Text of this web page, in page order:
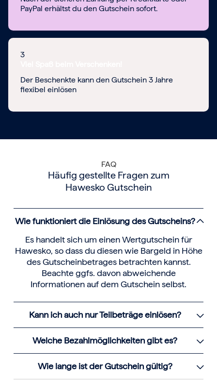
PayPal erhältst du den Gutschein sofort.
3
Der Beschenkte kann den Gutschein 3 Jahre
flexibel einlösen
FAQ
Häufig gestellte Fragen zum
Hawesko Gutschein
Wie funktioniert die Einlösung des Gutscheins?
Es handelt sich um einen Wertgutschein für
Hawesko, so dass du diesen wie Bargeld in Höhe
des Gutscheinbetrages betrachten kannst.
Beachte ggfs. davon abweichende
Informationen auf dem Gutschein selbst.
Kann ich auch nur Teilbeträge einlösen?
Welche Bezahlmöglichkeiten gibt es?
Wie lange ist der Gutschein gültig?